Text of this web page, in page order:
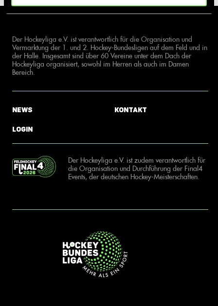
Der Hockeyliga e.V. ist verantwortlich für die Organisation und
Vermarktung der 1. und 2. Hockey-Bundesligen auf dem Feld und in
der Halle. Insgesamt sind über 60 Vereine unter dem Dach der
Hockeyliga organisiert, sowohl im Herren als auch im Damen
Bereich.
News
Login
Kontakt
Der Hockeyliga e.V. ist zudem verantwortlich für
die Organisation und Durchführung der Final4
Events, der deutschen Hockey-Meisterschaften.